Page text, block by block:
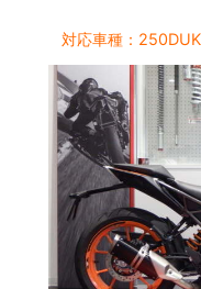
対応車種：